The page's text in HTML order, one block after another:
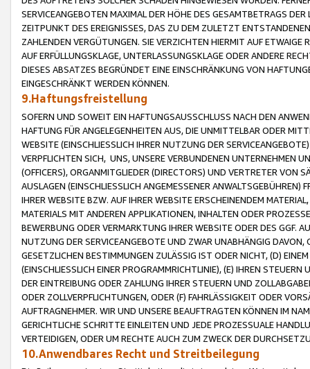
SERVICEANGEBOTEN MAXIMAL DER HÖHE DES GESAMTBETRAGS
ZEITPUNKT DES EREIGNISSES, DAS ZU DEM ZULETZT
ZAHLENDEN VERGÜTUNGEN. SIE VERZICHTEN HIERMIT AUF
AUF ERFÜLLUNGSKLAGE, UNTERLASSUNGSKLAGE ODER ANDERE
DIESES ABSATZES BEGRÜNDET EINE EINSCHRÄNKUNG VON
EINGESCHRÄNKT WERDEN KÖNNEN.
9.Haftungsfreistellung
SOFERN UND SOWEIT EIN HAFTUNGSAUSSCHLUSS NACH DEN
HAFTUNG FÜR ANGELEGENHEITEN AUS, DIE UNMITTELBAR ODER
WEBSITE (EINSCHLIESSLICH IHRER NUTZUNG DER
VERPFLICHTEN SICH, UNS, UNSERE VERBUNDENEN UNTERNEHMEN
(OFFICERS), ORGANMITGLIEDER (DIRECTORS) UND VERTRETER VON
AUSLAGEN (EINSCHLIESSLICH ANGEMESSENER
IHRER WEBSITE BZW. AUF IHRER WEBSITE ERSCHEINENDEM
MATERIALS MIT ANDEREN APPLIKATIONEN, INHALTEN ODER
BEWERBUNG ODER VERMARKTUNG IHRER WEBSITE ODER DES GGF.
NUTZUNG DER SERVICEANGEBOTE UND ZWAR UNABHÄNGIG
GESETZLICHEN BESTIMMUNGEN ZULÄSSIG IST ODER NICHT, (D)
(EINSCHLIESSLICH EINER PROGRAMMRICHTLINIE), (E) IHREN
DER EINTREIBUNG ODER ZAHLUNG IHRER STEUERN UND
ODER ZOLLVERPFLICHTUNGEN, ODER (F) FAHRLÄSSIGKEIT ODER
AUFTRAGNEHMER. WIR UND UNSERE BEAUFTRAGTEN KÖNNEN IM
GERICHTLICHE SCHRITTE EINLEITEN UND JEDE PROZESSUALE
VERTEIDIGEN, ODER UM RECHTE AUCH ZUM ZWECK DER
10.Anwendbares Recht und Streitbeilegung